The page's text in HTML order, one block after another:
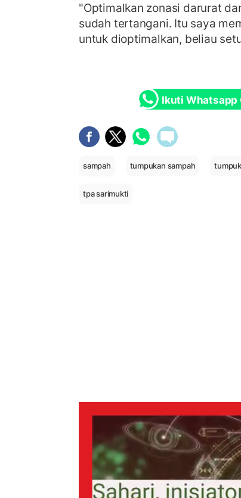
"Optimalkan zonasi darurat
sudah tertangani. Itu saya
untuk dioptimalkan, beliau
Ikuti Whatsapp
sampah tumpukan sampah
tpa sarimukti